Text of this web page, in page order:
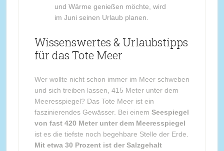
und Wärme genießen möchte, wird
im Juni seinen Urlaub planen.
Wissenswertes & Urlaubstipps
für das Tote Meer
Wer wollte nicht schon immer im Meer schweben
und sich treiben lassen, 415 Meter unter dem
Meeresspiegel? Das Tote Meer ist ein
faszinierendes Gewässer. Bei einem Seespiegel
von fast 420 Meter unter dem Meeresspiegel
ist es die tiefste noch begehbare Stelle der Erde.
Mit etwa 30 Prozent ist der Salzgehalt